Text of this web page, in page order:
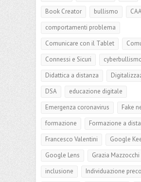
Book Creator
bullismo
comportamenti problema
Comunicare con il Tablet
Connessi e Sicuri
Didattica a distanza
DSA
educazione digitale
Emergenza coronavirus
Fake
formazione
Formazione a
Francesco Valentini
Google
Google Lens
Grazia Mazzocchi
inclusione
Individuazione